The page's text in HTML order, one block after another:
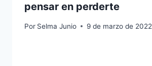
pensar en perderte
Por Selma Junio 9 de marzo de 2022